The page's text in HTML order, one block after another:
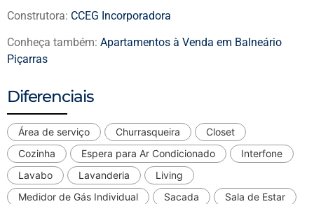
Construtora: CCEG Incorporadora
Conheça também: Apartamentos à Venda em Balneário
Piçarras
Diferenciais
Área de serviço Churrasqueira
Closet
Cozinha
Espera para Ar Condicionado
Interfone
Lavabo
Lavanderia
Living
Medidor de Gás Individual
Sacada
Sala de Estar